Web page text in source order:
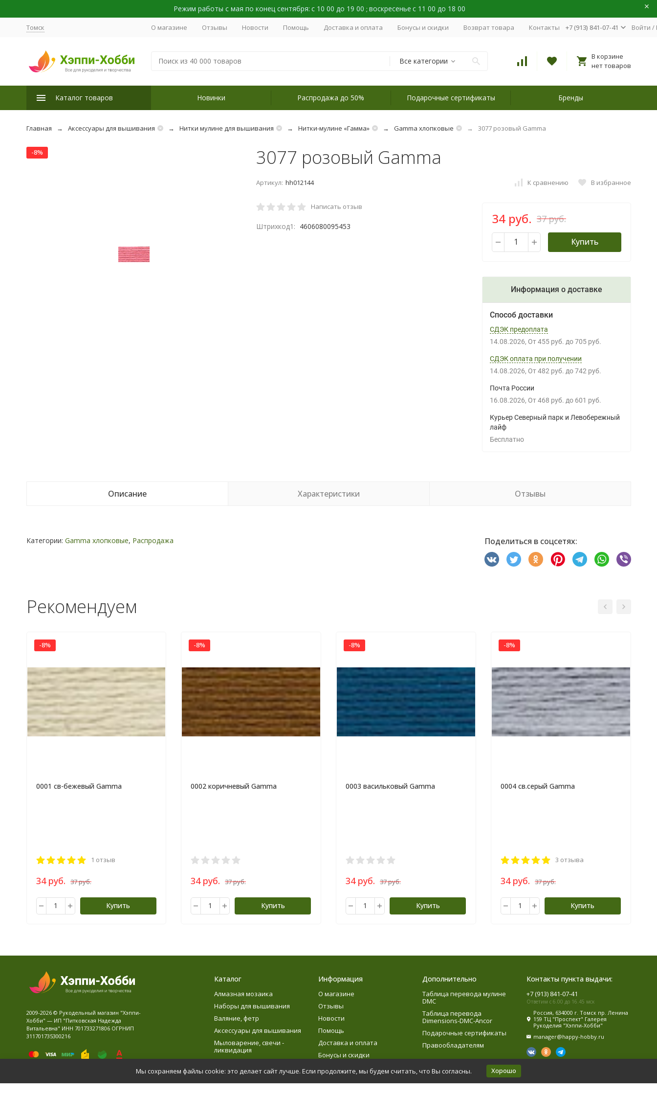
Режим работы с мая по конец сентября: с 10 00 до 19 00 ; воскресенье с 11 00 до 18 00
Томск О магазине Отзывы Новости Помощь Доставка и оплата Бонусы и скидки Возврат товара Контакты +7 (913) 841-07-41 Войти /
Все категории
В корзине
нет товаров
Каталог товаров Новинки Распродажа до 50% Подарочные сертификаты Бренды
Главная Аксессуары для вышивания Нитки мулине для вышивания Нитки-мулине «Гамма» Gamma хлопковые 3077 розовый Gamma
-8% 3077 розовый Gamma
Артикул: hh012144 К сравнению В избранное
Написать отзыв
Штрихкод1: 4606080095453 34 руб. 37 руб.
Купить
Информация о доставке
Способ доставки
СДЭК предоплата
14.08.2026 От 455 руб. до 705 руб.
СДЭК оплата при получении
14.08.2026 От 482 руб. до 742 руб.
Почта России
16.08.2026 От 468 руб. до 601 руб.
Курьер Северный парк и Левобережный
лайф
Бесплатно
Описание Характеристики Отзывы
Категории: Gamma хлопковые, Распродажа Поделиться в соцсетях:
Рекомендуем
-8%
0001 св-бежевый Gamma
1 отзыв
34 руб. 37 руб.
Купить
-8%
0002 коричневый Gamma
34 руб. 37 руб.
Купить
-8%
0003 васильковый Gamma
34 руб. 37 руб.
Купить
-8%
0004 св.серый Gamma
3 отзыва
34 руб. 37 руб.
Купить
2009-2026 © Рукодельный магазин "Хэппи-
Хобби" — ИП "Питковская Надежда
Витальевна" ИНН 701733271806 ОГРНИП
311701735300216
Карта сайта
Каталог
Алмазная мозаика
Наборы для вышивания
Валяние, фетр
Аксессуары для вышивания
Мыловарение, свечи -
ликвидация
Детское творчество
Информация
О магазине
Отзывы
Новости
Помощь
Доставка и оплата
Бонусы и скидки
Дополнительно
Таблица перевода мулине
DMC
Таблица перевода
Dimensions-DMC-Ancor
Подарочные сертификаты
Правообладателям
Контакты пункта выдачи:
+7 (913) 841-07-41
Ответим с 6.00 до 16.45 мск
Россия, 634000 г. Томск пр. Ленина
159 ТЦ "Проспект" Галерея
Рукоделия "Хэппи-Хобби"
manager@happy-hobby.ru
Мы сохраняем файлы cookie: это делает сайт лучше. Если продолжите, мы будем считать, что Вы согласны. Хорошо